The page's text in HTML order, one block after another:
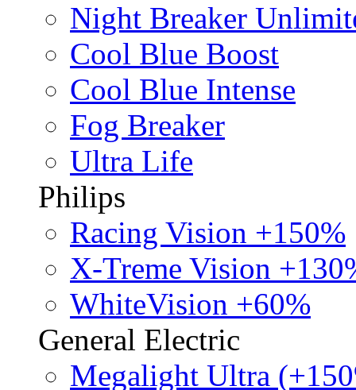
Night Breaker
Cool Blue Boost
Cool Blue Intense
Fog Breaker
Ultra Life
Philips
Racing Vision +150%
X-Treme Vision
WhiteVision +60%
General Electric
Megalight Ultra